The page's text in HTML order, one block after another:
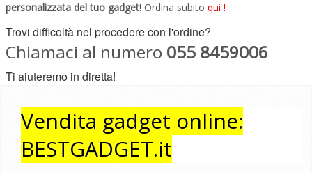
personalizzata del tuo gadget! Ordina subito qui !
Trovi difficoltà nel procedere con l'ordine?
Chiamaci al numero 055 8459006
Ti aiuteremo in diretta!
Vendita gadget online:
BESTGADGET.it